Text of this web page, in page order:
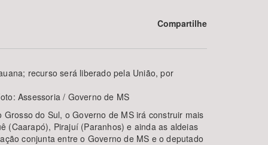
Compartilhe
recurso será liberado pela União, por
Assessoria / Governo de MS
do Sul, o Governo de MS irá construir mais
(Caarapó), Pirajuí (Paranhos) e ainda as aldeias
conjunta entre o Governo de MS e o deputado